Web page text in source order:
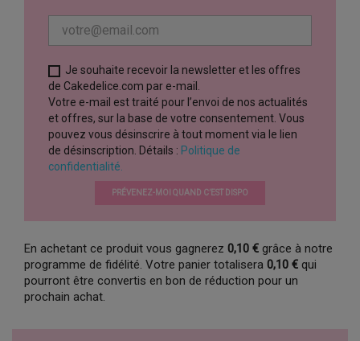
Je souhaite recevoir la newsletter et les offres
de Cakedelice.com par e-mail.
Votre e-mail est traité pour l’envoi de nos actualités
et offres, sur la base de votre consentement. Vous
pouvez vous désinscrire à tout moment via le lien
de désinscription. Détails : Politique de
confidentialité.
PRÉVENEZ-MOI QUAND C’EST DISPO
En achetant ce produit vous gagnerez 0,10 € grâce à notre
programme de fidélité. Votre panier totalisera 0,10 € qui
pourront être convertis en bon de réduction pour un
prochain achat.